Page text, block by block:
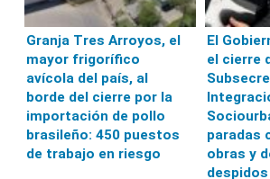
Granja Tres Arroyos, el
mayor frigorífico
avícola del país, al
borde del cierre por la
importación de pollo
brasileño: 450 puestos
de trabajo en riesgo
El
el cierre
paradas
obras y
despidos